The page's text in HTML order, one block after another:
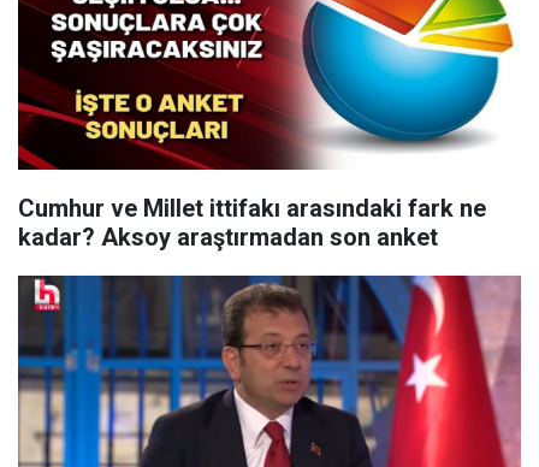
Cumhur ve Millet ittifakı arasındaki fark ne
kadar? Aksoy araştırmadan son anket